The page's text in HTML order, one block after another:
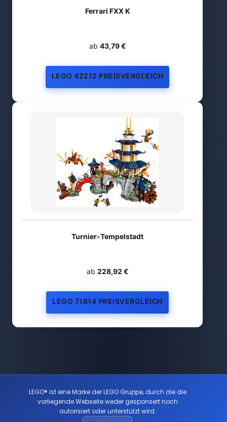
Ferrari FXX K
ab 43,79 €
LEGO 42212 PREISVERGLEICH
Turnier-Tempelstadt
ab 228,92 €
LEGO 71814 PREISVERGLEICH
LEGO® ist eine Marke der LEGO Gruppe, durch die die
vorliegende Webseite weder gesponsert noch
autorisiert oder unterstützt wird.